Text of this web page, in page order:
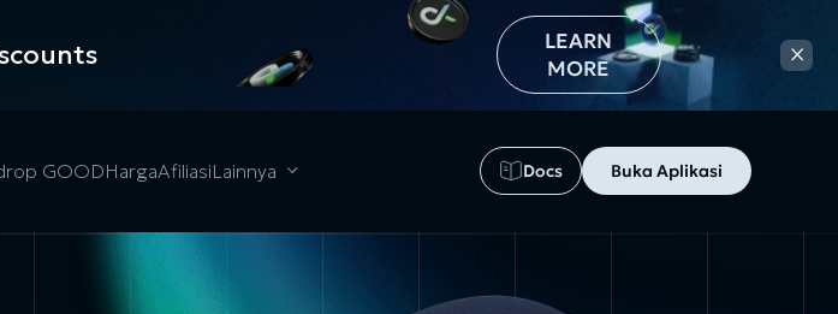
LEARN
MORE
×
GOODHargaAfiliasiLainnya Docs Buka Aplikasi